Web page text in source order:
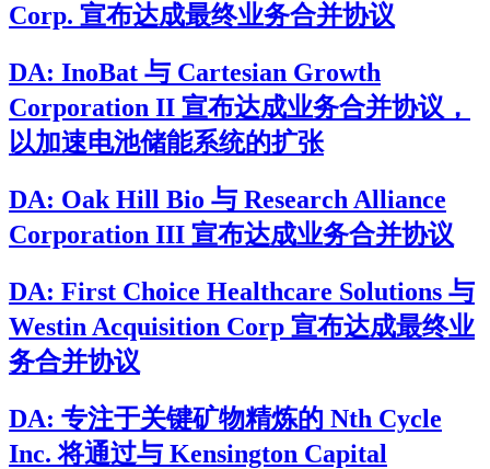
Corp. 宣布达成最终业务合并协议
DA: InoBat 与 Cartesian Growth
Corporation II 宣布达成业务合并协议，
以加速电池储能系统的扩张
DA: Oak Hill Bio 与 Research Alliance
Corporation III 宣布达成业务合并协议
DA: First Choice Healthcare Solutions 与
Westin Acquisition Corp 宣布达成最终业
务合并协议
DA: 专注于关键矿物精炼的 Nth Cycle
Inc. 将通过与 Kensington Capital